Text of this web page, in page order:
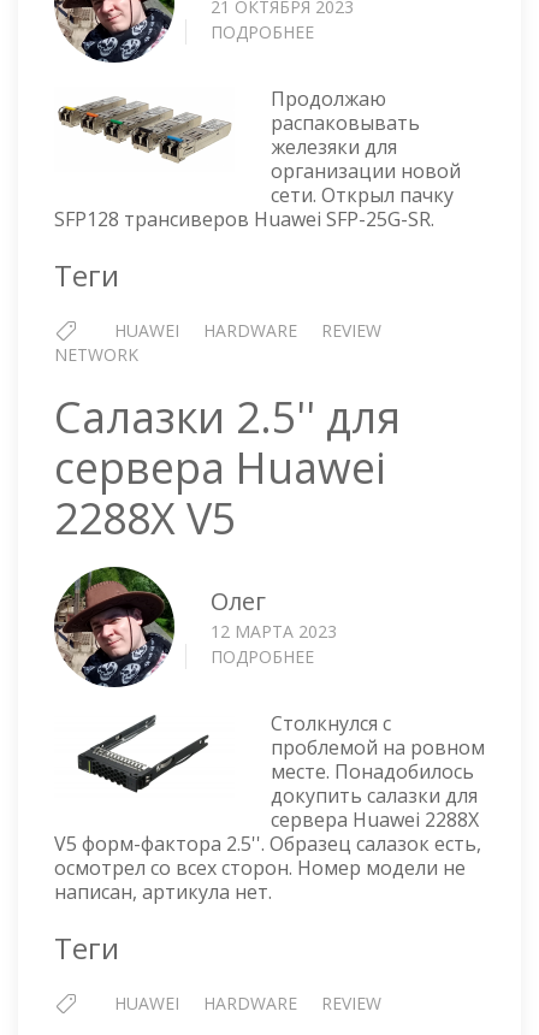
21 ОКТЯБРЯ 2023
ПОДРОБНЕЕ
HUAWEI
SFP-
25G-
SR
(02313URP)
Продолжаю
распаковывать
железяки для
организации новой
сети. Открыл пачку
SFP128 трансиверов Huawei SFP-25G-SR.
Теги
HUAWEI HARDWARE
REVIEW
NETWORK
Салазки 2.5'' для
сервера Huawei
2288X V5
Олег
12 МАРТА 2023
ПОДРОБНЕЕ
ДЛЯ
СЕРВЕРА
HUAWEI
2288X
V5
Столкнулся с
проблемой на ровном
месте. Понадобилось
докупить салазки для
сервера Huawei 2288X
V5 форм-фактора 2.5''. Образец салазок есть,
осмотрел со всех сторон. Номер модели не
написан, артикула нет.
Теги
HUAWEI HARDWARE REVIEW